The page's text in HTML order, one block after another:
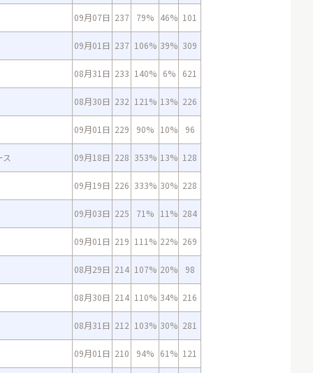
09月07日 237 79% 46% 101
09月01日 237 106% 39% 309
08月31日 233 140% 6% 621
08月30日 232 121% 13% 226
09月01日 229 90% 10% 96
09月18日 228 353% 13% 128
09月19日 226 333% 30% 228
09月03日 225 71% 11% 284
09月01日 219 111% 22% 269
08月29日 214 107% 20% 98
08月30日 214 110% 34% 216
08月31日 212 103% 30% 281
09月01日 210 94% 61% 121